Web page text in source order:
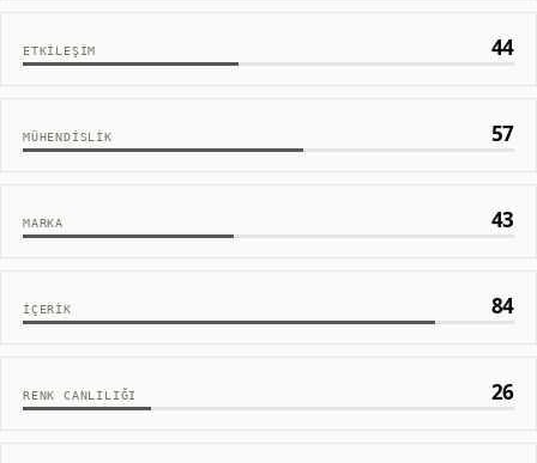
ETKILEŞIM 44
MÜHENDISLIK 57
MARKA 43
İÇERIK 84
RENK CANLILIĞI 26